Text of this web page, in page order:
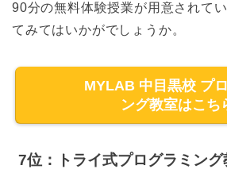
90分の無料体験授業が用意されて
てみてはいかがでしょうか。
MYLAB 中目黒校 プ
ング教室はこち
7位：トライ式プログラミン